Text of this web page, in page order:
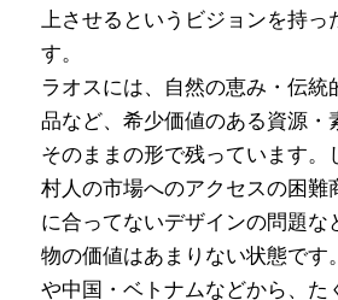
上させるというビジョンを持
す。
ラオスには、自然の恵み・伝統
品など、希少価値のある資源・
そのままの形で残っています。
村人の市場へのアクセスの困難
に合ってないデザインの問題な
物の価値はあまりない状態です
や中国・ベトナムなどから、た